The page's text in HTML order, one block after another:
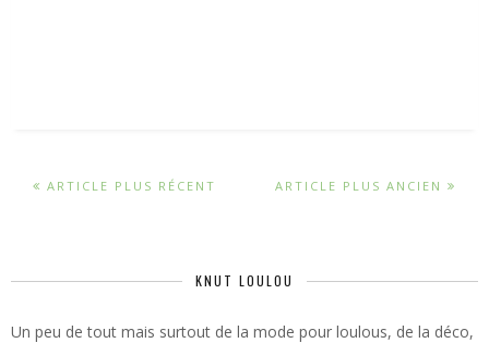
ARTICLE PLUS RÉCENT ARTICLE PLUS ANCIEN
KNUT LOULOU
Un peu de tout mais surtout de la mode pour loulous, de la déco,